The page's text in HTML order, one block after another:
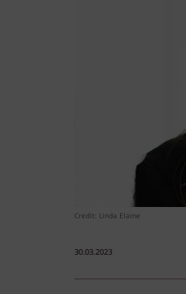
Credit: Linda Elaine
30.03.2023